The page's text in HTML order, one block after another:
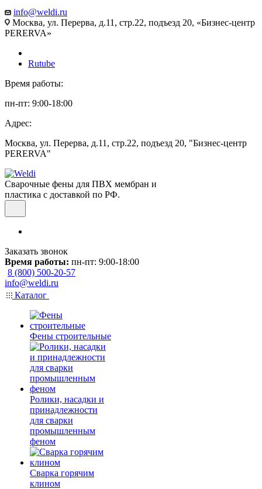
info@weldi.ru
Москва, ул. Перерва, д.11, стр.22, подъезд 20, «Бизнес-центр
PERERVA»
Rutube
Время работы:
пн-пт: 9:00-18:00
Адрес:
Москва, ул. Перерва, д.11, стр.22, подъезд 20, "Бизнес-центр
PERERVA"
Сварочные фены для ПВХ мембран и
пластика с доставкой по РФ.
Заказать звонок
Время работы: пн-пт: 9:00-18:00
8 (800) 500-20-57
info@weldi.ru
Каталог
Фены строительные
Ролики, насадки и
принадлежности
для сварки
промышленным
феном
Сварка горячим
клином